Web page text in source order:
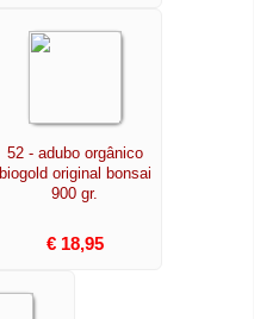
52 - adubo orgânico
biogold original bonsai
900 gr.
€ 18,95